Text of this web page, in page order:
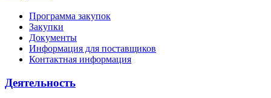
Программа закупок
Закупки
Документы
Информация для поставщиков
Контактная информация
Деятельность